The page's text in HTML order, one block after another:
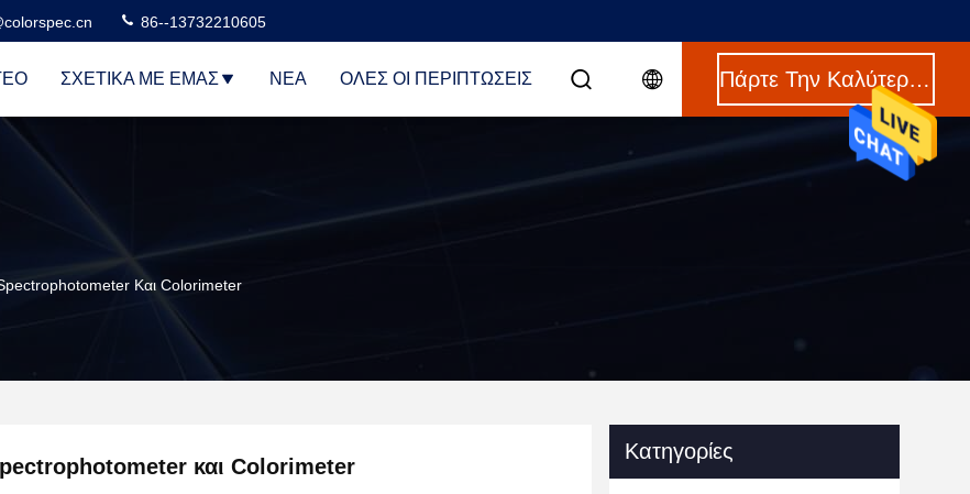
86--13732210605
ΣΧΕΤΙΚΆ ΜΕ ΕΜΆΣ ΝΈΑ ΌΛΕΣ ΟΙ ΠΕΡΙΠΤΏΣΕΙΣ Πάρτε Την Καλύτερη Τιμή
Και Colorimeter
και Colorimeter
Κατηγορίες